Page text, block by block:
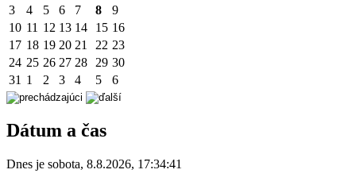
3
4 5 6 7 8
9
10 11 12 13 14 15 16
17 18 19 20 21 22 23
24 25 26 27 28 29 30
31 1 2 3 4 5 6
Dátum a čas
Dnes je sobota, 8.8.2026, 17:34:41